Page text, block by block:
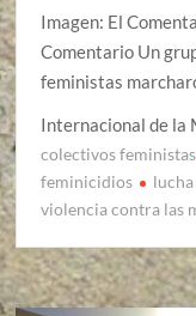
Imagen: El
Comentario Un
feministas
Internacional de la
colectivos feministas
feminicidios
violencia contra las